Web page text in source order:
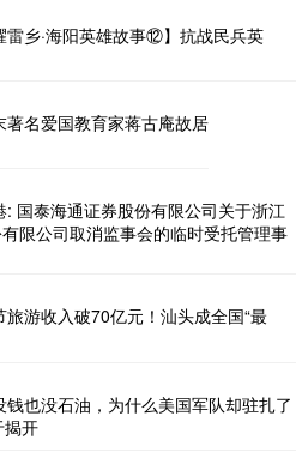
雷乡·海阳英雄故事⑫】抗战民兵英
著名爱国教育家蒋古庵故居
: 国泰海通证券股份有限公司关于浙江
限公司取消监事会的临时受托管理事
游收入破70亿元！汕头成全国“最
也没石油，为什么美国军队却驻扎了
揭开